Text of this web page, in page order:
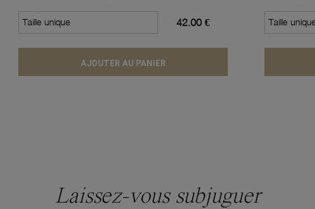
Taille unique 42.00 €
AJOUTER AU PANIER
Taille
Laissez-vous subjuguer